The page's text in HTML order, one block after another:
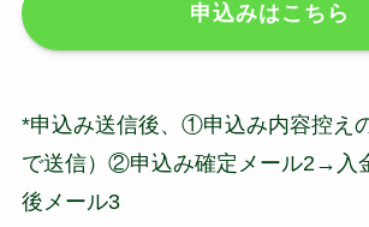
申込みはこちら
*申込み送信後、①申込み内容控え
で送信）②申込み確定メール2→入
後メール3